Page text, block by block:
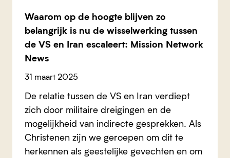
Waarom op de hoogte blijven zo
belangrijk is nu de wisselwerking tussen
de VS en Iran escaleert: Mission Network
News
31 maart 2025
De relatie tussen de VS en Iran verdiept
zich door militaire dreigingen en de
mogelijkheid van indirecte gesprekken. Als
Christenen zijn we geroepen om dit te
herkennen als geestelijke gevechten en om